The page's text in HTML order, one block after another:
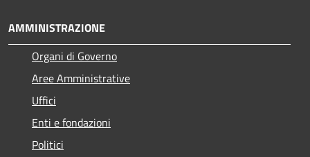
AMMINISTRAZIONE
Organi di Governo
Aree Amministrative
Uffici
Enti e fondazioni
Politici